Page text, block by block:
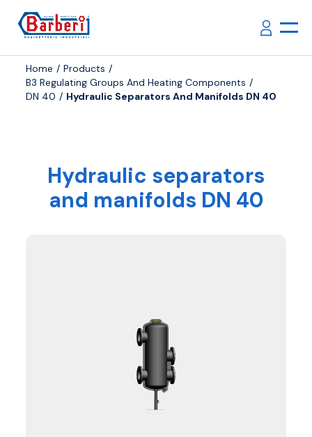
Home
Products
B3 Regulating Groups And Heating Components
DN 40
Hydraulic Separators And Manifolds DN 40
Hydraulic separators
and manifolds DN 40